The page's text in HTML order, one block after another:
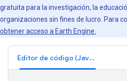
gratuita para la investigación, la
organizaciones sin fines de lucro. Para
obtener acceso a Earth Engine.
Editor de código (JavaScript)